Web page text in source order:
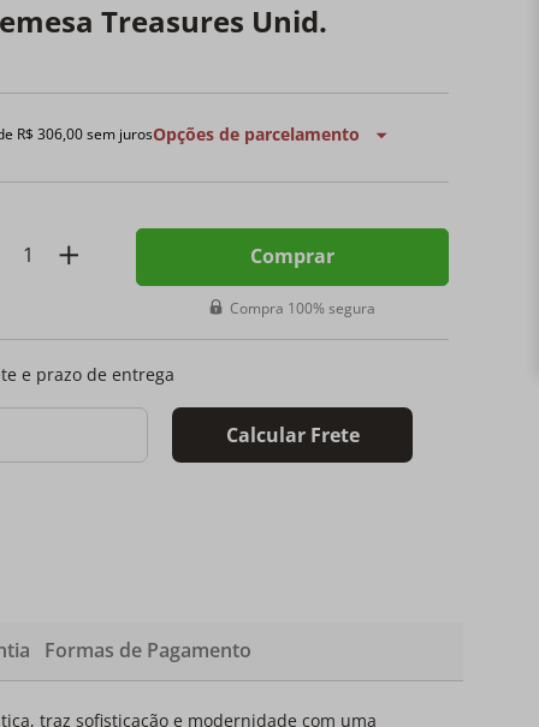
Treasures Unid.
R$ 306,00sem jurosOpções de parcelamento
Comprar
Compra 100% segura
e prazo de entrega
Calcular Frete
Formas de Pagamento
traz sofisticação e modernidade com uma